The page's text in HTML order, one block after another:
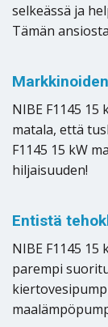
selkeässä ja
Tämän
NIBE F1145
matala, että
F1145 15 kW
hiljaisuuden!
Entistä
NIBE F1145
parempi